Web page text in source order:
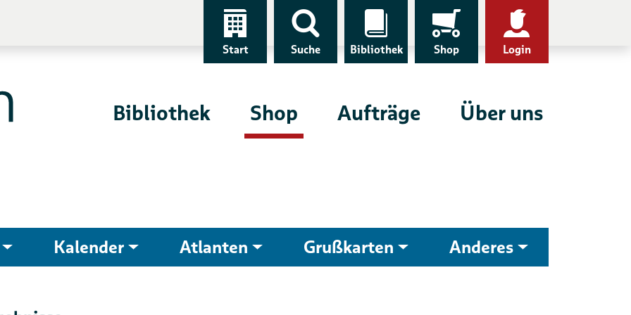
Start Suche Bibliothek Shop Login
Bibliothek Shop Aufträge Über uns
Kalender Atlanten Grußkarten Anderes